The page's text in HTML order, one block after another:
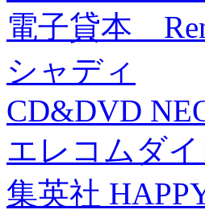
電子貸本
シャディ
CD&DVD
エレコムダ
集英社